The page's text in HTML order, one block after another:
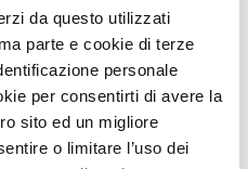
da questo utilizzati
parte e cookie di terze
personale
per consentirti di avere la
sito ed un migliore
o limitare l’uso dei